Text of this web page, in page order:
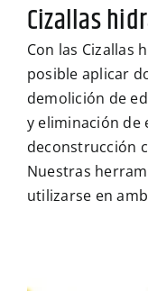
MAQUINARIA DE
NOTICIAS
MULTIMEDIA
CONTACTO
Cizallas
Con las Cizallas
posible aplicar
demolición de
y eliminación de
deconstrucción
Nuestras
utilizarse en